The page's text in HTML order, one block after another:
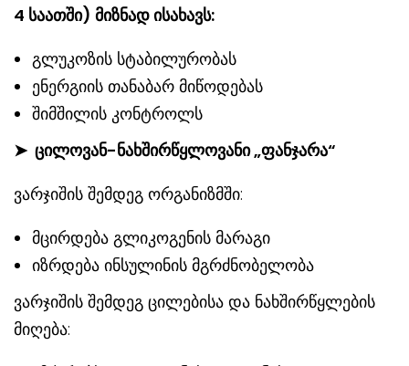
4 საათში) მიზნად ისახავს:
გლუკოზის სტაბილურობას
ენერგიის თანაბარ მიწოდებას
შიმშილის კონტროლს
➤ ცილოვან-ნახშირწყლოვანი „ფანჯარა“
ვარჯიშის შემდეგ ორგანიზმში:
მცირდება გლიკოგენის მარაგი
იზრდება ინსულინის მგრძნობელობა
ვარჯიშის შემდეგ ცილებისა და ნახშირწყლების
მიღება: